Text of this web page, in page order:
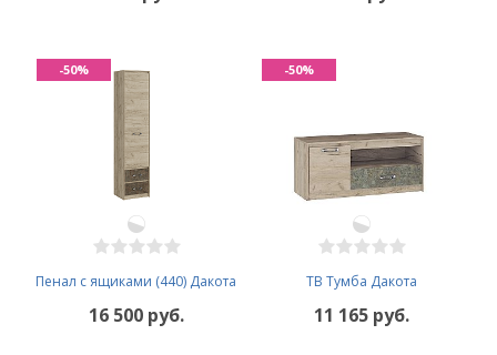
Пенал с ящиками (440) Дакота
16 500 руб.
-50%
ТВ Тумба Дакота
11 165 руб.
-50%